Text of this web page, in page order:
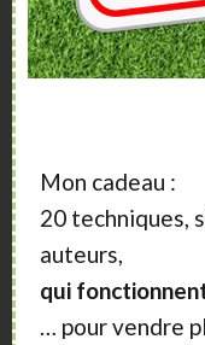
Vous aimeriez
Vous souhaitez
Mon cadeau :
20 techniques,
auteurs,
qui
… pour vendre